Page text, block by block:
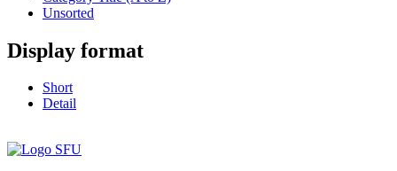
Unsorted
Display format
Short
Detail